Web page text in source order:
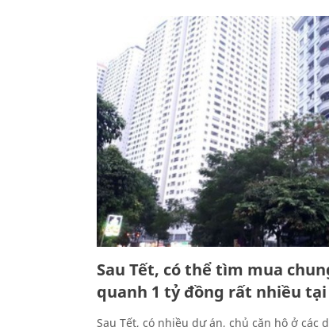
Sau Tết, có thể tìm mua
quanh 1 tỷ đồng rất nhiều tại
Sau Tết, có nhiều dự án, chủ căn hộ ở các